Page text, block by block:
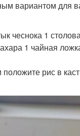
вариантом для
чеснока 1
1 чайная
рис в